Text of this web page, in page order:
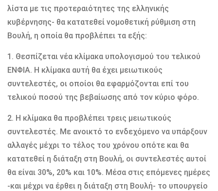
λίστα με τις προτεραιότητες της ελληνικής
κυβέρνησης- θα κατατεθεί νομοθετική ρύθμιση στη
Βουλή, η οποία θα προβλέπει τα εξής:
1. Θεσπίζεται νέα κλίμακα υπολογισμού του τελικού
ΕΝΦΙΑ. Η κλίμακα αυτή θα έχει μειωτικούς
συντελεστές, οι οποίοι θα εφαρμόζονται επί του
τελικού ποσού της βεβαίωσης από τον κύριο φόρο.
2. Η κλίμακα θα προβλέπει τρεις μειωτικούς
συντελεστές. Με ανοικτό το ενδεχόμενο να υπάρξουν
αλλαγές μέχρι το τέλος του χρόνου οπότε και θα
κατατεθεί η διάταξη στη Βουλή, οι συντελεστές αυτοί
θα είναι 30%, 20% και 10%. Μέσα στις επόμενες ημέρες
-και μέχρι να έρθει η διάταξη στη Βουλή- το υπουργείο